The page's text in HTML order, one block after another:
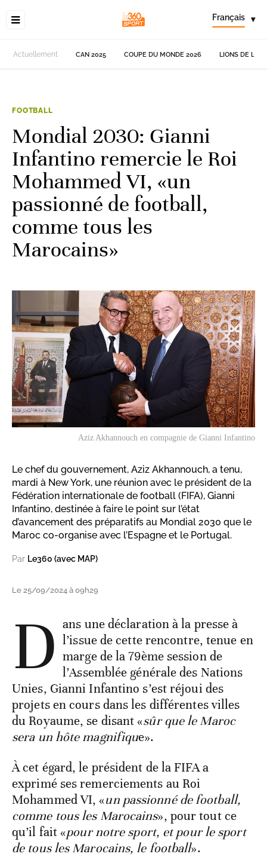
Français ▾
Actuellement CAN 2025 COUPE DU MONDE 2026 LIONS DE
FOOTBALL
Mondial 2030: Gianni
Infantino remercie le Roi
Mohammed VI, «un
passionné de football,
comme tous les
Marocains»
Aziz Akhannouch en compagnie de Gianni Infantino
Le chef du gouvernement, Aziz Akhannouch, a tenu,
mardi à New York, une réunion avec le président de la
Fédération internationale de football (FIFA), Gianni
Infantino, destinée à faire le point sur l’état
d’avancement des préparatifs au Mondial 2030 que le
Maroc co-organise avec l’Espagne et le Portugal.
Par Le360 (avec MAP)
Le 25/09/2024 à 09h29
D ans une déclaration à la presse à
l’issue de cette rencontre, tenue en
marge de la 79ème session de
l’Assemblée générale des Nations
Unies, Gianni Infantino s’est réjoui des
projets en cours dans les différentes villes
du Royaume, se disant «sûr que le Maroc
sera un hôte magnifique».
À cet égard, le président de la FIFA a
exprimé ses remerciements au Roi
Mohammed VI, «un passionné de football,
comme tous les Marocains», pour tout ce
qu’il fait «pour notre sport, et pour le sport
de tous les Marocains, le football».